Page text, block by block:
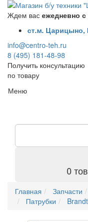
Ждем вас ежедневно
ст.м. Царицыно,
info@centro-teh.ru
8 (495) 181-48-98
Получить консультацию
по товару
Меню
0
Главная Запчасти
Патрубки
Brandt